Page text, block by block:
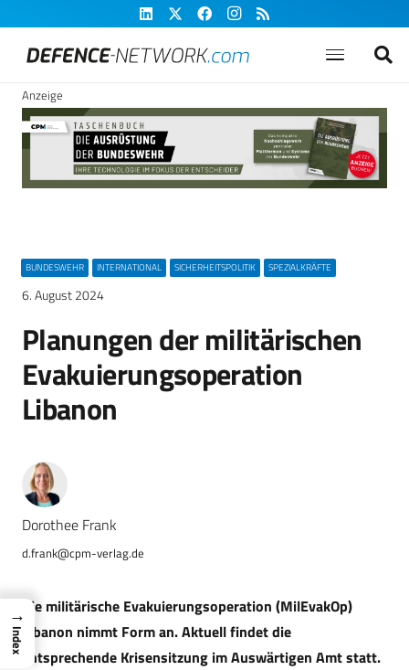
Anzeige
BUNDESWEHR INTERNATIONAL SICHERHEITSPOLITIK SPEZIALKRÄFTE
6. August 2024
Planungen der militärischen
Evakuierungsoperation
Libanon
Dorothee Frank
d.frank@cpm-verlag.de
Die militärische Evakuierungsoperation (MilEvakOp)
Libanon nimmt Form an. Aktuell findet die
entsprechende Krisensitzung im Auswärtigen Amt statt.
→
Index